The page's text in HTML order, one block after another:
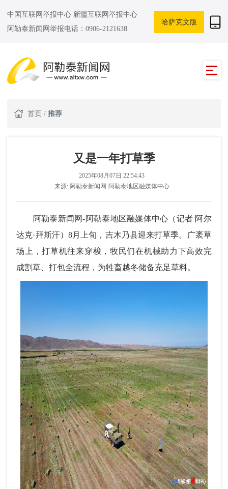
中国互联网举报中心 新疆互联网举报中心
阿勒泰新闻网举报电话：0906-2121638
哈萨克文版
首页 / 推荐
又是一年打草季
2025年08月07日 22:54:43
来源: 阿勒泰新闻网-阿勒泰地区融媒体中心
阿勒泰新闻网-阿勒泰地区融媒体中心（记者 阿尔
达克·拜斯汗）8月上旬，吉木乃县迎来打草季。广袤草
场上，打草机往来穿梭，牧民们在机械助力下高效完
成割草、打包全流程，为牲畜越冬储备充足草料。